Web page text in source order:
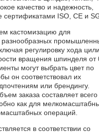
качество и надежность,
сертификатами ISO, CE и
кастомизацию для
разнообразных
регулировку хода
вращения шпинделя от
могут выбрать цвет по
он соответствовал их
или брендингу.
заказа составляет всего
как для
операций.
в соответствии со